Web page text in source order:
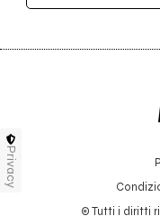
© Tutti i diritti
Privacy